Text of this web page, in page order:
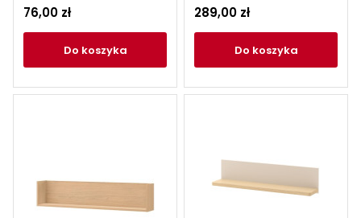
76,00 zł
do koszyka
289,00 zł
do koszyka